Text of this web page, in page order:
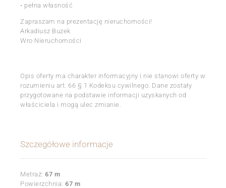
• pełna własność
Zapraszam na prezentację nieruchomości!
Arkadiusz Buzek
Wro Nieruchomości
Opis oferty ma charakter informacyjny i nie stanowi oferty w
rozumieniu art. 66 § 1 Kodeksu cywilnego. Dane zostały
przygotowane na podstawie informacji uzyskanych od
właściciela i mogą ulec zmianie.
Szczegółowe informacje
Metraż: 67 m
Powierzchnia: 67 m